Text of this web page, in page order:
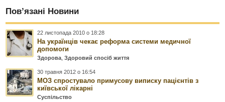
Пов’язані Новини
22 листопада 2010 о 18:28
На українців чекає реформа системи медичної
допомоги
Здорова ,Здоровий спосіб життя
30 травня 2012 о 16:54
МОЗ спростувало примусову виписку пацієнтів з
київської лікарні
Суспільство